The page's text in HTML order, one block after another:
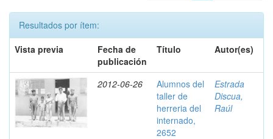
Resultados por ítem:
Vista previa
Fecha de
publicación
Título Autor(es)
2012-06-26
Alumnos del
taller de
herreria del
internado,
2652
Estrada
Discua,
Raúl